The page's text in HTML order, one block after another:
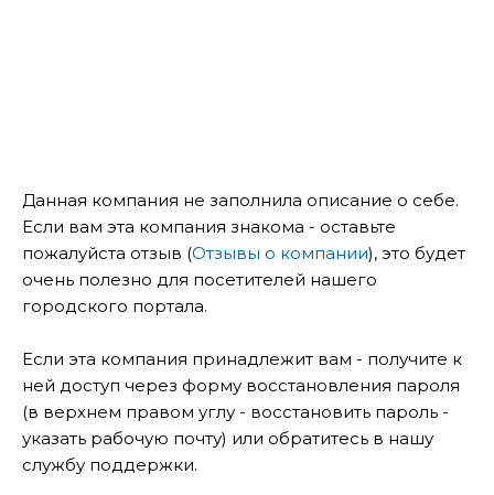
Данная компания не заполнила описание о себе.
Если вам эта компания знакома - оставьте
пожалуйста отзыв (Отзывы о компании), это будет
очень полезно для посетителей нашего
городского портала.
Если эта компания принадлежит вам - получите к
ней доступ через форму восстановления пароля
(в верхнем правом углу - восстановить пароль -
указать рабочую почту) или обратитесь в нашу
службу поддержки.